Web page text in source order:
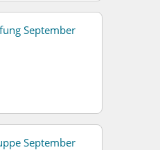
September
September